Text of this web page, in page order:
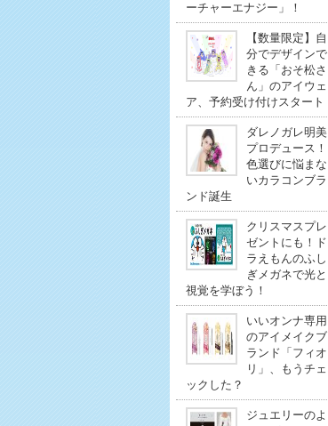
ーチャーエナジー」！
【数量限定】自
分でデザインで
きる「おそ松さ
ん」のアイウェ
ア、予約受け付けスタート
ダレノガレ明美
プロデュース！
色選びに悩まな
いカラコンブラ
ンド誕生
クリスマスプレ
ゼントにも！ド
ラえもんのふし
ぎメガネで光と
視覚を学ぼう！
いいオンナ専用
のアイメイクブ
ランド「フィオ
リ」、もうチェ
ックした？
ジュエリーのよ